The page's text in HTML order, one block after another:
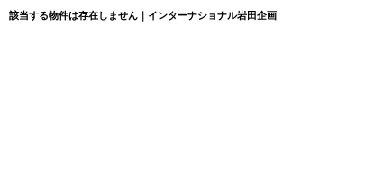
該当する物件は存在しません｜インターナショナル岩田企画